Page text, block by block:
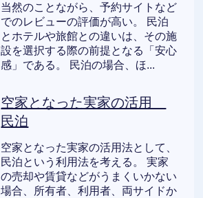
当然のことながら、予約サイトなど
でのレビューの評価が高い。 民泊
とホテルや旅館との違いは、その施
設を選択する際の前提となる「安心
感」である。 民泊の場合、ほ...
空家となった実家の活用
民泊
空家となった実家の活用法として、
民泊という利用法を考える。 実家
の売却や賃貸などがうまくいかない
場合、所有者、利用者、両サイドか